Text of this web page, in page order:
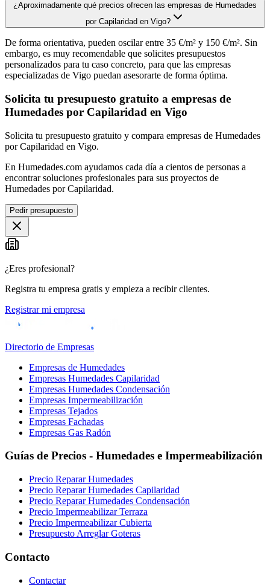
¿Aproximadamente qué precios ofrecen las empresas de Humedades
por Capilaridad en Vigo?
De forma orientativa, pueden oscilar entre 35 €/m² y 150 €/m². Sin
embargo, es muy recomendable que solicites presupuestos
personalizados para tu caso concreto, para que las empresas
especializadas de Vigo puedan asesorarte de forma óptima.
Solicita tu presupuesto gratuito a empresas de
Humedades por Capilaridad en Vigo
Solicita tu presupuesto gratuito y compara empresas de Humedades
por Capilaridad en Vigo.
En Humedades.com ayudamos cada día a cientos de personas a
encontrar soluciones profesionales para sus proyectos de
Humedades por Capilaridad.
Pedir presupuesto
¿Eres profesional?
Registra tu empresa gratis y empieza a recibir clientes.
Registrar mi empresa
Directorio de Empresas
Empresas de Humedades
Empresas Humedades Capilaridad
Empresas Humedades Condensación
Empresas Impermeabilización
Empresas Tejados
Empresas Fachadas
Empresas Gas Radón
Guías de Precios - Humedades e Impermeabilización
Precio Reparar Humedades
Precio Reparar Humedades Capilaridad
Precio Reparar Humedades Condensación
Precio Impermeabilizar Terraza
Precio Impermeabilizar Cubierta
Presupuesto Arreglar Goteras
Contacto
Contactar